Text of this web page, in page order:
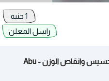
راسل المعلن
اقوي كبسولات فيتارم الابيض للتخسيس وانقاص الوزن - Abu